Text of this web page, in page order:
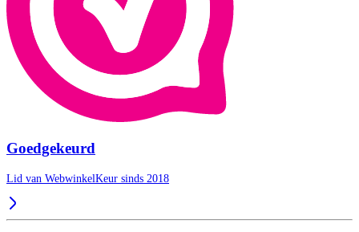
Goedgekeurd
Lid van WebwinkelKeur sinds 2018